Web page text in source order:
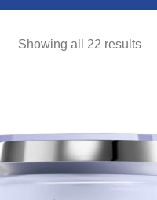
Showing all 22 results